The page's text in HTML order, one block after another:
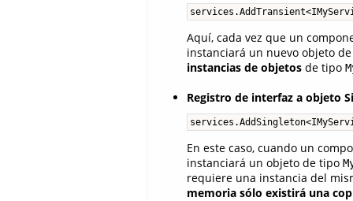
Aquí, cada vez que un
instanciará un nuevo objeto
instancias de objetos de tipo
Registro de interfaz a objeto
En este caso, cuando un
instanciará un objeto de tipo
requiere una instancia del
memoria sólo existirá una